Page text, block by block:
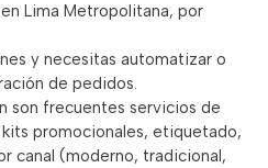
Lima Metropolitana, por
y necesitas automatizar o
de pedidos.
son frecuentes servicios de
promocionales, etiquetado,
canal (moderno, tradicional,